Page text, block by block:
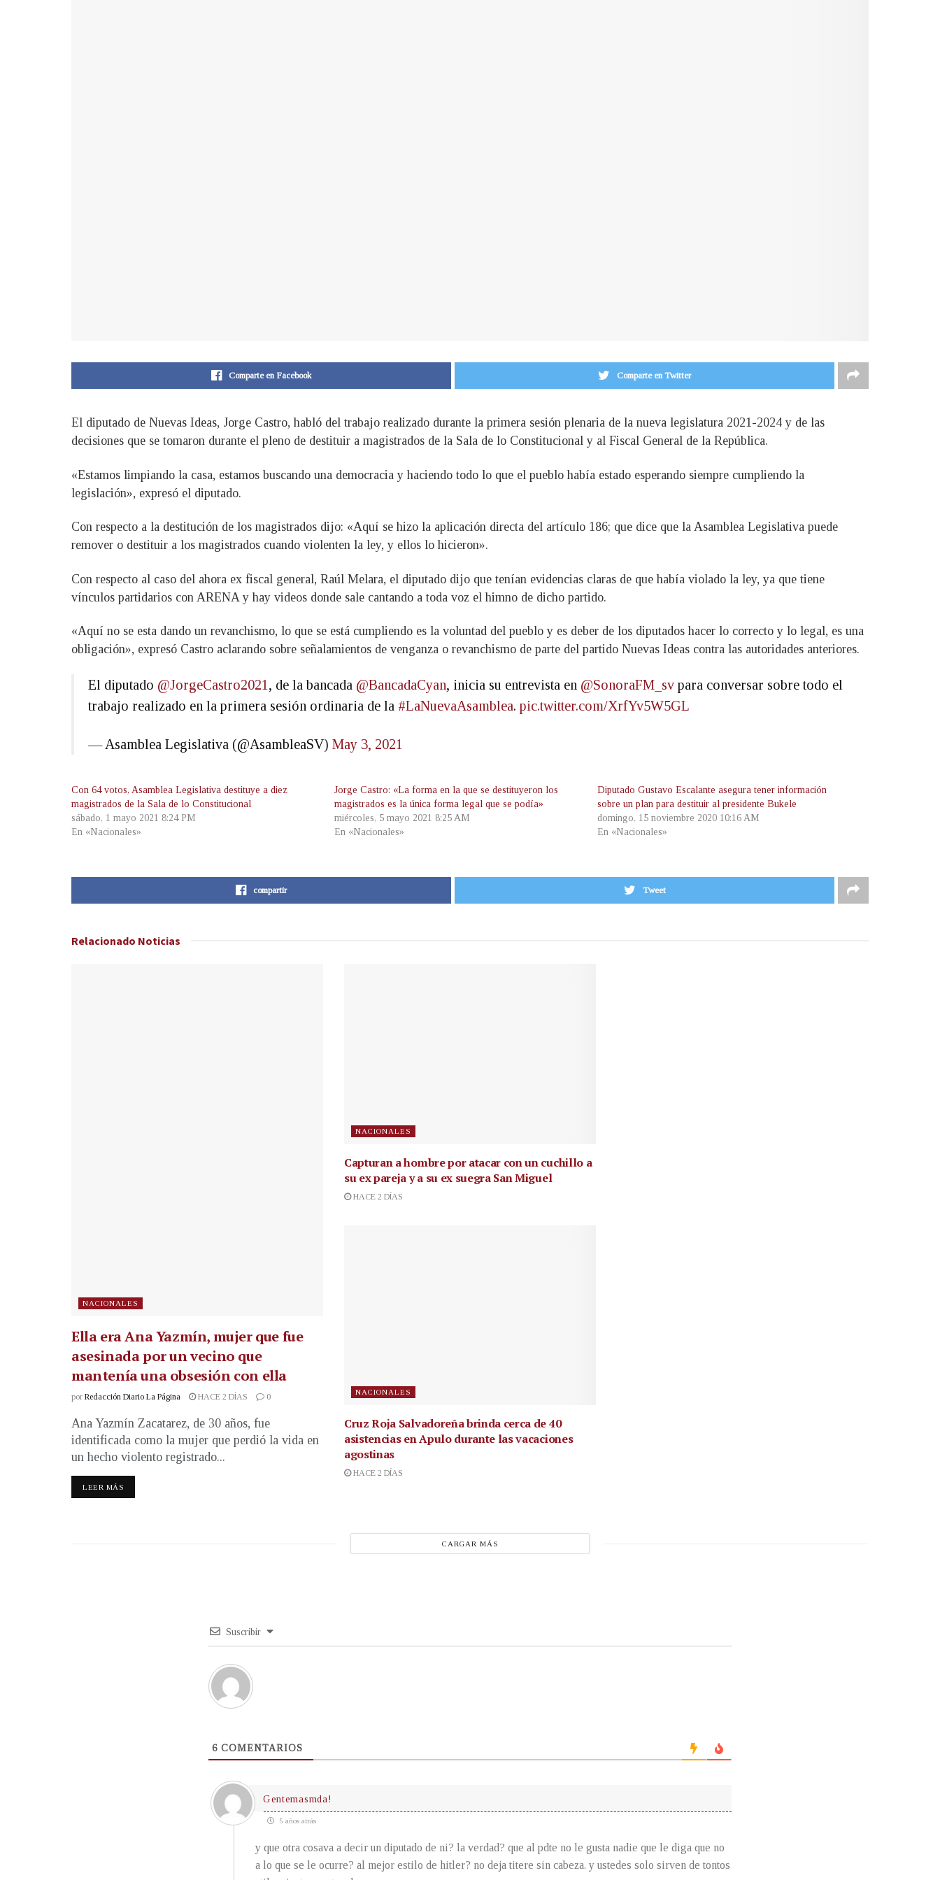
Comparte en Facebook Comparte en Twitter
El diputado de Nuevas Ideas, Jorge Castro, habló del trabajo realizado durante la primera sesión plenaria de la nueva legislatura 2021-2024 y de las
decisiones que se tomaron durante el pleno de destituir a magistrados de la Sala de lo Constitucional y al Fiscal General de la República.
«Estamos limpiando la casa, estamos buscando una democracia y haciendo todo lo que el pueblo había estado esperando siempre cumpliendo la
legislación», expresó el diputado.
Con respecto a la destitución de los magistrados dijo: «Aquí se hizo la aplicación directa del artículo 186; que dice que la Asamblea Legislativa puede
remover o destituir a los magistrados cuando violenten la ley, y ellos lo hicieron».
Con respecto al caso del ahora ex fiscal general, Raúl Melara, el diputado dijo que tenían evidencias claras de que había violado la ley, ya que tiene
vínculos partidarios con ARENA y hay videos donde sale cantando a toda voz el himno de dicho partido.
«Aquí no se esta dando un revanchismo, lo que se está cumpliendo es la voluntad del pueblo y es deber de los diputados hacer lo correcto y lo legal, es una
obligación», expresó Castro aclarando sobre señalamientos de venganza o revanchismo de parte del partido Nuevas Ideas contra las autoridades anteriores.
El diputado @JorgeCastro2021 , de la bancada @BancadaCyan, inicia su entrevista en @SonoraFM_sv para conversar sobre todo el
trabajo realizado en la primera sesión ordinaria de la #LaNuevaAsamblea. pic.twitter.com/XrfYv5W5GL
— Asamblea Legislativa (@AsambleaSV) May 3, 2021
Con 64 votos, Asamblea Legislativa destituye a diez
magistrados de la Sala de lo Constitucional
sábado, 1 mayo 2021 8:24 PM
En «Nacionales»
Jorge Castro: «La forma en la que se destituyeron los
magistrados es la única forma legal que se podía»
miércoles, 5 mayo 2021 8:25 AM
En «Nacionales»
Diputado Gustavo Escalante asegura tener información
sobre un plan para destituir al presidente Bukele
domingo, 15 noviembre 2020 10:16 AM
En «Nacionales»
compartir Tweet
Relacionado Noticias
NACIONALES
Ella era Ana Yazmín, mujer que fue
asesinada por un vecino que
mantenía una obsesión con ella
por Redacción Diario La Página HACE 2 DÍAS 0
Ana Yazmín Zacatarez, de 30 años, fue
identificada como la mujer que perdió la vida en
un hecho violento registrado...
LEER MÁS
NACIONALES
Capturan a hombre por atacar con un cuchillo a
su ex pareja y a su ex suegra San Miguel
HACE 2 DÍAS
NACIONALES
Cruz Roja Salvadoreña brinda cerca de 40
asistencias en Apulo durante las vacaciones
agostinas
HACE 2 DÍAS
CARGAR MÁS
Suscribir
6 COMENTARIOS
Gentemasmda!
5 años atrás
y que otra cosava a decir un diputado de ni? la verdad? que al pdte no le gusta nadie que le diga que no
a lo que se le ocurre? al mejor estilo de hitler? no deja titere sin cabeza. y ustedes solo sirven de tontos